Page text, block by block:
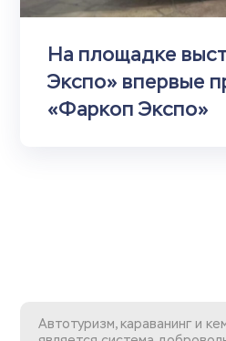
На площадке
Экспо» впервые
«Фаркоп Экспо»
Автотуризм, караванинг и